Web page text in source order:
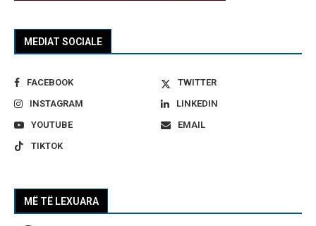
MEDIAT SOCIALE
FACEBOOK
TWITTER
INSTAGRAM
LINKEDIN
YOUTUBE
EMAIL
TIKTOK
MË TË LEXUARA